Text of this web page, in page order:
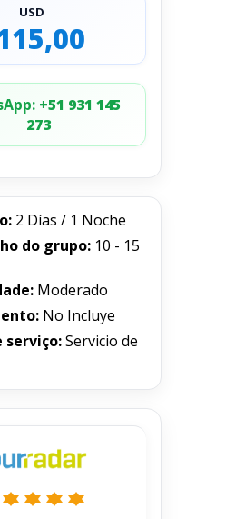
USD
+51 931 145
273
2 Días / 1 Noche
do grupo: 10 - 15
Moderado
No Incluye
serviço:Servicio de